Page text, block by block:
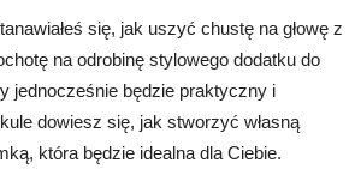
się, jak uszyć chustę na głowę z
na odrobinę stylowego dodatku do
jednocześnie będzie praktyczny i
dowiesz się, jak stworzyć własną
która będzie idealna dla Ciebie.